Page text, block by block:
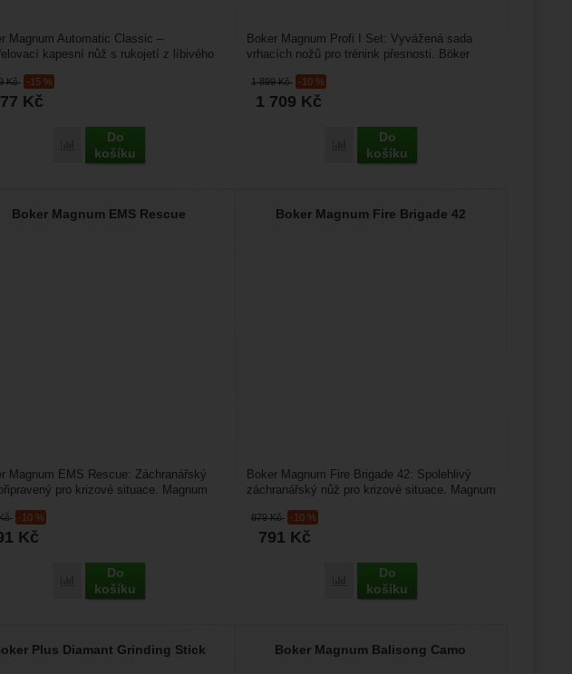
k porovnání
Kč -15 %
Kč
Přidat 'Boker Magnum Automatic Classic' k porovnání
Do
košíku
Magnum Automatic Classic –
kapesní nůž s rukojetí z líbivého
1 899Kč -10 %
1 709 Kč
Přidat 'Boker Magnum Profi I Set' k
Do
košíku
Boker Magnum Profi I Set: Vyvážená sada
vrhacích nožů pro trénink přesnosti. Böker
k porovnání
Boker Magnum EMS Rescue
-10 %
Kč
Přidat 'Boker Magnum EMS Rescue' k porovnání
Do
košíku
Magnum EMS Rescue: Záchranářský
pro krizové situace. Magnum
Boker Magnum Fire Brigade 42
879Kč -10 %
791 Kč
Přidat 'Boker Magnum Fire Brigade 42' k
Do
košíku
Boker Magnum Fire Brigade 42: Spolehlivý
záchranářský nůž pro krizové situace. Magnum
Plus Diamant Grinding Stick Boker Magnum Balisong Camo